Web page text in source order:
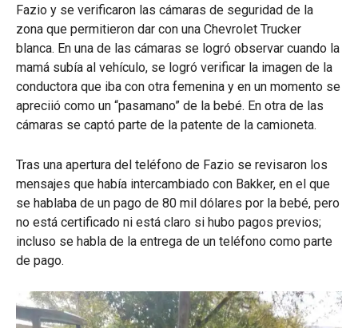
Fazio y se verificaron las cámaras de seguridad de la
zona que permitieron dar con una Chevrolet Trucker
blanca. En una de las cámaras se logró observar cuando la
mamá subía al vehículo, se logró verificar la imagen de la
conductora que iba con otra femenina y en un momento se
apreciió como un “pasamano” de la bebé. En otra de las
cámaras se captó parte de la patente de la camioneta.
Tras una apertura del teléfono de Fazio se revisaron los
mensajes que había intercambiado con Bakker, en el que
se hablaba de un pago de 80 mil dólares por la bebé, pero
no está certificado ni está claro si hubo pagos previos;
incluso se habla de la entrega de un teléfono como parte
de pago.